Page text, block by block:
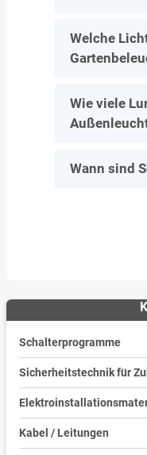
Welche
Wie viele
Wann sind
Schalterprogramme
Sicherheitstechnik für
Kabel / Leitungen